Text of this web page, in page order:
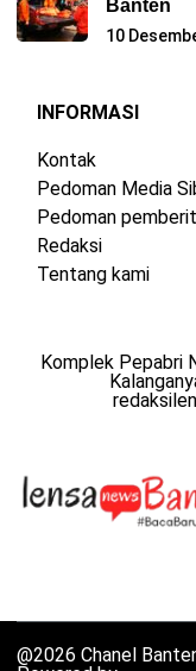
Banten
10
INFORMASI
Kontak
Pedoman Media
Pedoman
Redaksi
Tentang kami
Komplek Pepabri
@2026 Chanel